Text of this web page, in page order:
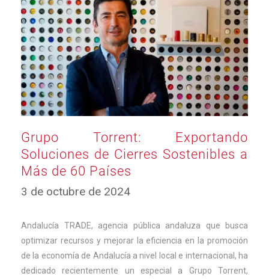
Grupo Torrent: Exportando
Soluciones de Cierres Sostenibles a
Más de 60 Países
3 de octubre de 2024
de
2024
Andalucía TRADE, agencia pública andaluza que busca
optimizar recursos y mejorar la eficiencia en la promoción
de la economía de Andalucía a nivel local e internacional, ha
dedicado recientemente un especial a Grupo Torrent,